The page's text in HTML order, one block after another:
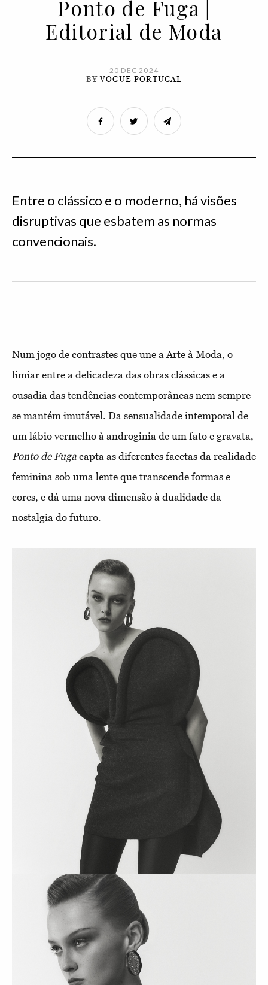
Ponto de Fuga |
Editorial de Moda
20 DEC 2024
BYVOGUE PORTUGAL
Entre o clássico e o moderno, há visões
disruptivas que esbatem as normas
convencionais.
Num jogo de contrastes que une a Arte à Moda, o
limiar entre a delicadeza das obras clássicas e a
ousadia das tendências contemporâneas nem sempre
se mantém imutável. Da sensualidade intemporal de
um lábio vermelho à androginia de um fato e gravata,
Ponto de Fuga capta as diferentes facetas da realidade
feminina sob uma lente que transcende formas e
cores, e dá uma nova dimensão à dualidade da
nostalgia do futuro.